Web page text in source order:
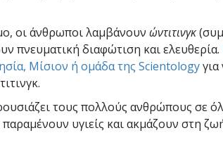
οι άνθρωποι λαμβάνουν ώντιτινγκ
πνευματική διαφώτιση και ελευθερία.
Μίσιον ή ομάδα της Scientologyγια
τους πολλούς ανθρώπους σε
υγιείς και ακμάζουν στη